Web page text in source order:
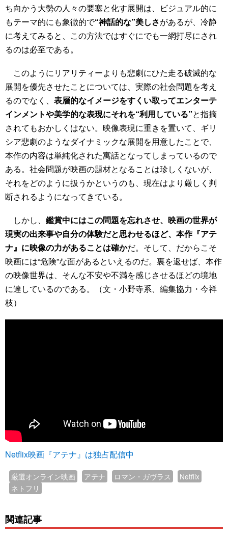
ち向かう大勢の人々の要塞と化す展開は、ビジュアル的に
もテーマ的にも象徴的で“神話的な”美しさがあるが、冷静
に考えてみると、この方法ではすぐにでも一網打尽にされ
るのは必至である。
このようにリアリティーよりも悲劇にひた走る破滅的な
展開を優先させたことについては、実際の社会問題を考え
るのでなく、 表層的なイメージをすくい取ってエンターテ
インメントや美学的な表現にそれを“利用している”と指摘
されてもおかしくはない。映像表現に重きを置いて、ギリ
シア悲劇のようなダイナミックな展開を用意したことで、
本作の内容は単純化された寓話となってしまっているので
ある。社会問題が映画の題材となることは珍しくないが、
それをどのように扱うかというのも、現在はより厳しく判
断されるようになってきている。
しかし、 鑑賞中にはこの問題を忘れさせ、映画の世界が
現実の出来事や自分の体験だと思わせるほど、本作『アテ
ナ』に映像の力があることは確かだ。そして、だからこそ
映画には“危険”な面があるといえるのだ。裏を返せば、本作
の映像世界は、そんな不安や不満を感じさせるほどの境地
に達しているのである。（文・小野寺系、編集協力・今祥
枝）
Netflix映画『アテナ』は独占配信中
厳選オンライン映画 アテナ ロマン・ガヴラス
Netflix
ネトフリ
関連記事